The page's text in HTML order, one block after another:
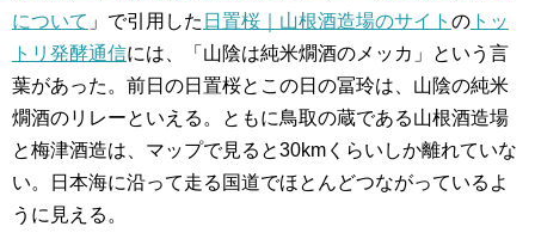
について 」で引用した 日置桜｜山根酒造場のサイト の トッ
トリ発酵通信には、「山陰は純米燗酒のメッカ」という言
葉があった。前日の日置桜とこの日の冨玲は、山陰の純米
燗酒のリレーといえる。ともに鳥取の蔵である山根酒造場
と梅津酒造は、マップで見ると30kmくらいしか離れていな
い。日本海に沿って走る国道でほとんどつながっているよ
うに見える。